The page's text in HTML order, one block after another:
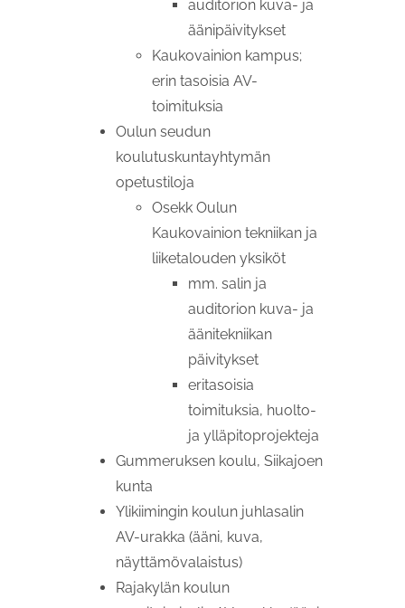
auditorion kuva- ja
äänipäivitykset
Kaukovainion kampus;
erin tasoisia AV-
toimituksia
Oulun seudun
koulutuskuntayhtymän
opetustiloja
Osekk Oulun
Kaukovainion tekniikan ja
liiketalouden yksiköt
mm. salin ja
auditorion kuva- ja
äänitekniikan
päivitykset
eritasoisia
toimituksia, huolto-
ja ylläpitoprojekteja
Gummeruksen koulu, Siikajoen
kunta
Ylikiimingin koulun juhlasalin
AV-urakka (ääni, kuva,
näyttämövalaistus)
Rajakylän koulun